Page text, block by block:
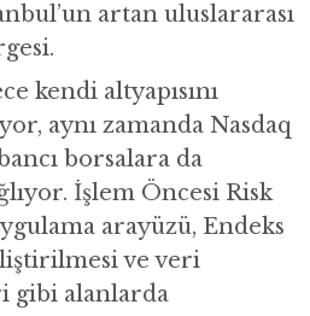
artan uluslararası
kendi altyapısını
aynı zamanda Nasdaq
borsalara da
İşlem Öncesi Risk
arayüzü, Endeks
ve veri
gibi alanlarda